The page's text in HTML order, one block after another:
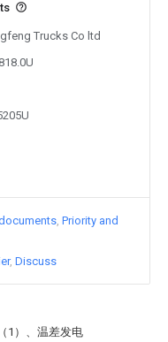
1）、温差发电
Trucks Co ltd
Priority and
Discuss